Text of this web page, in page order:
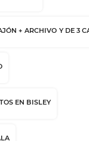
+ ARCHIVO Y DE 3
EN BISLEY